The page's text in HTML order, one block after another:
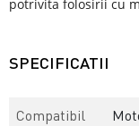
potrivita folosirii cu
SPECIFICATII
Compatibil